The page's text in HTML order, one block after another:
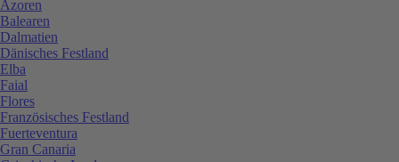
Azoren
Balearen
Dalmatien
Dänisches Festland
Elba
Faial
Flores
Französisches Festland
Fuerteventura
Gran Canaria